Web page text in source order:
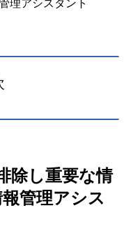
除し重要な情
管理アシス